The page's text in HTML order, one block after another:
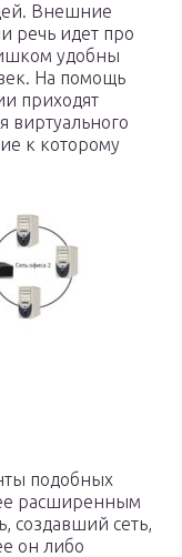
Внешние
речь идет про
удобны
На помощь
приходят
виртуального
к которому
подобных
расширенным
создавший сеть,
он либо